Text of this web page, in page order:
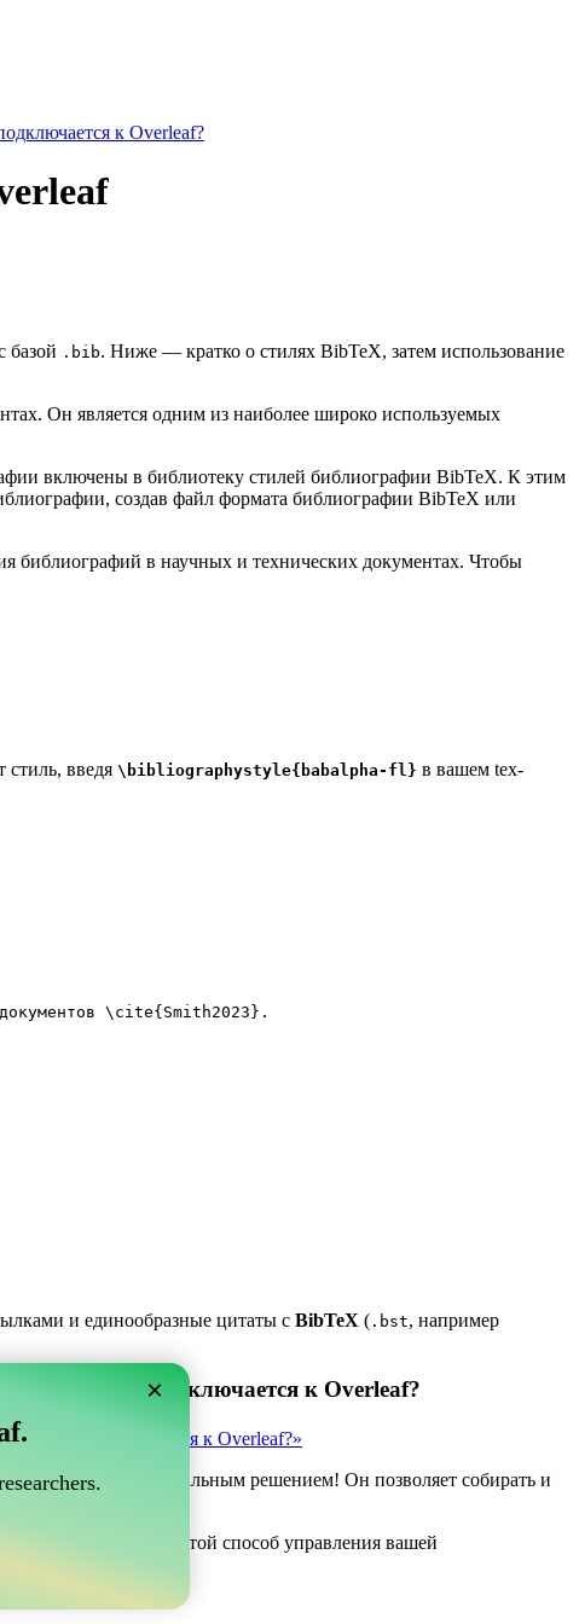
к Overleaf?
базой .bib. Ниже — кратко о стилях BibTeX, затем использование
Он является одним из наиболее широко используемых
включены в библиотеку стилей библиографии BibTeX. К этим
создав файл формата библиографии BibTeX или
библиографий в научных и технических документах. Чтобы
введя \bibliographystyle{babalpha-fl} в вашем tex-
\cite{ Smith2023 }.
и единообразные цитаты с BibTeX ( .bst, например
который подключается к Overleaf?
подключается к Overleaf?»
может быть идеальным решением! Он позволяет собирать и
если вы ищете простой способ управления вашей
×